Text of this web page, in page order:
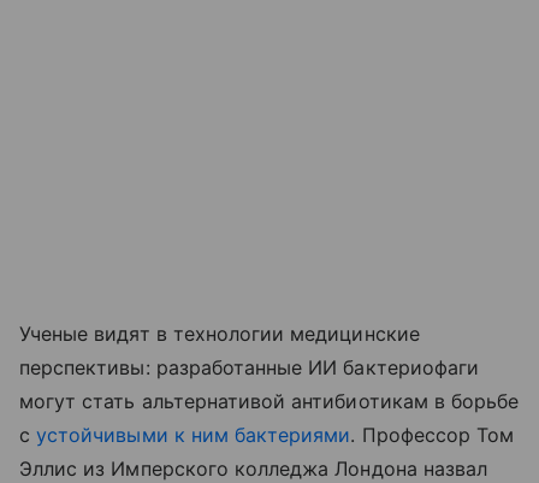
Ученые видят в технологии медицинские
перспективы: разработанные ИИ бактериофаги
могут стать альтернативой антибиотикам в борьбе
сустойчивыми к ним бактериями. Профессор Том
Эллис из Имперского колледжа Лондона назвал